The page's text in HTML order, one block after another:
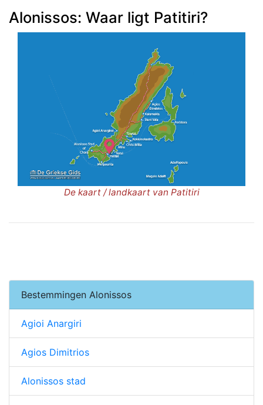
Alonissos: Waar ligt Patitiri?
De kaart / landkaart van Patitiri
Bestemmingen Alonissos
Agioi Anargiri
Agios Dimitrios
Alonissos stad